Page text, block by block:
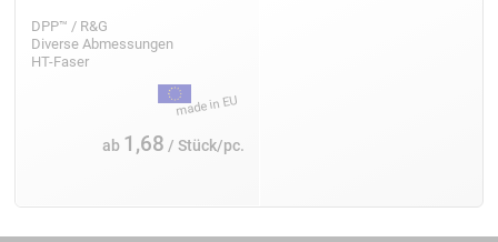
DPP™ / R&G
Diverse Abmessungen
HT-Faser
ab 1,68 / Stück/pc.